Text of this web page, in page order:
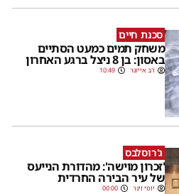
סכנת חיים
משחק תמים כמעט הסתיים
באסון: בן 8 ניצל ברגע האחרון
דב אייזנר 10:49
ג'רוסלבס
'זכרון מוישה': מהדורת הנייעס
של עיר הבירה החרדית
יוסי וינר 00:00